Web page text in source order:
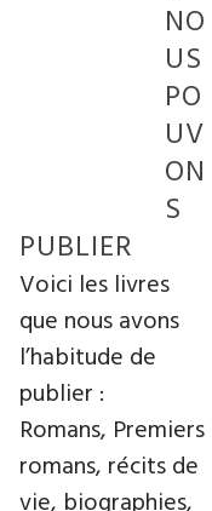
NO
US
PO
UV
ON
S
PUBLIER
Voici les livres
que nous avons
l’habitude de
publier :
Romans, Premiers
romans, récits de